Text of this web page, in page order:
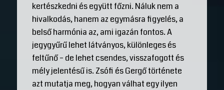
kertészkedni és együtt főzni. Náluk nem a
hivalkodás, hanem az egymásra figyelés, a
belső harmónia az, ami igazán fontos. A
jegygyűrű lehet látványos, különleges és
feltűnő – de lehet csendes, visszafogott és
mély jelentésű is. Zsófi és Gergő története
azt mutatja meg, hogyan válhat egy ilyen